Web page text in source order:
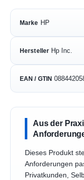
Marke HP
Hersteller Hp Inc.
EAN / GTIN
Aus der
Dieses Produkt
Anforderungen
Privatkunden,